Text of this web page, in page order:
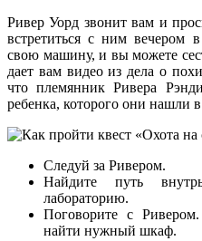
Ривер Уорд звонит вам и
встретиться с ним вечером
свою машину, и вы можете
дает вам видео из дела о
что племянник Ривера
ребенка, которого они
Следуй за Ривером.
Найдите путь
лабораторию.
Поговорите с
найти нужный шкаф.